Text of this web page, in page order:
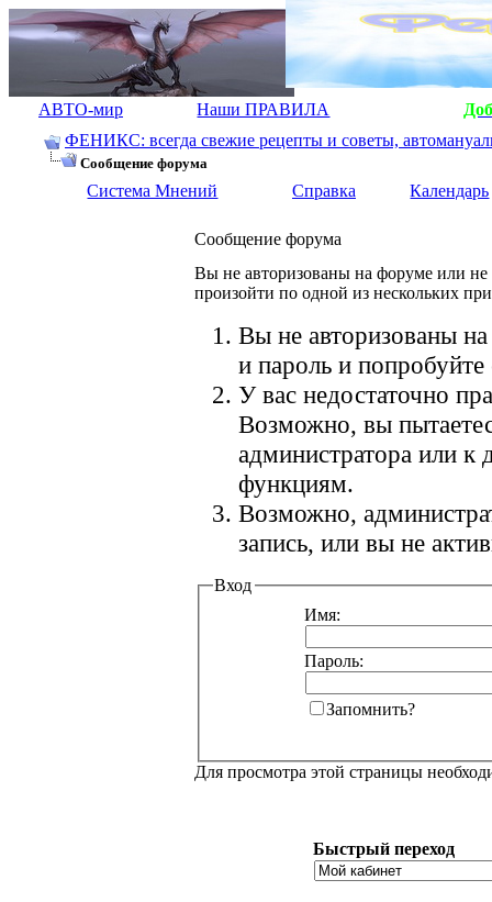
АВТО-мир Наши ПРАВИЛА
ФЕНИКС: всегда свежие рецепты и советы,
Сообщение форума
Система Мнений Справка Календарь
Сообщение форума
Вы не авторизованы на форуме или не
произойти по одной из нескольких
Вы не авторизованы
и пароль и
У вас недостаточно
Возможно, вы
администратора или
функциям.
Возможно,
запись, или вы не
Вход
Имя:
Пароль:
Запомнить?
Для просмотра этой страницы
Быстрый переход